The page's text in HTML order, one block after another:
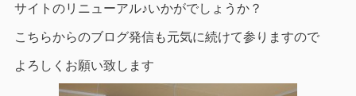
サイトのリニューアル♪いかがでしょうか？
こちらからのブログ発信も元気に続けて参りますので
よろしくお願い致します